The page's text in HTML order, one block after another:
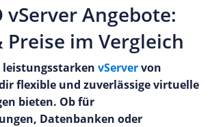
vServer Angebote:
Preise im Vergleich
leistungsstarken vServervon
flexible und zuverlässige virtuelle
bieten. Ob für
Datenbanken oder